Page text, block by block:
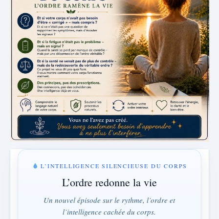
L’INTELLIGENCE SILENCIEUSE DU CORPS
L’ordre redonne la vie
Un nouvel épisode sur le rythme, l’ordre et
l’intelligence cachée du corps.